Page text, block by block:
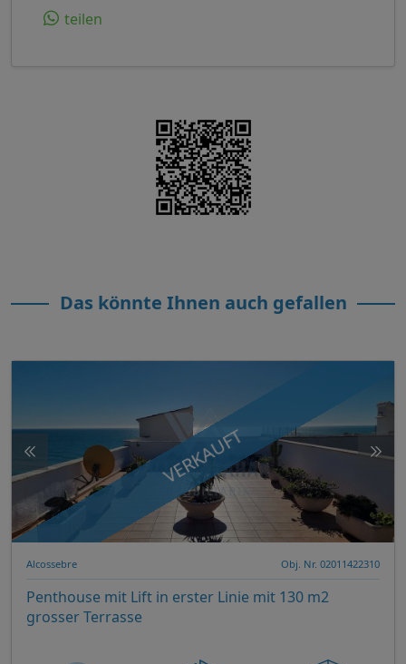
teilen
Das könnte Ihnen auch gefallen
VERKAUFT
Alcossebre Obj. Nr. 02011422310
Penthouse mit Lift in erster Linie mit 130 m2
grosser Terrasse